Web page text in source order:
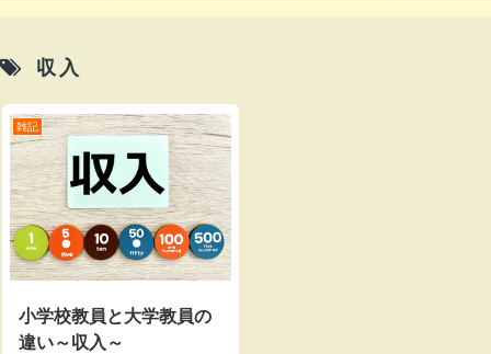
収入
雑記
小学校教員と大学教員の
違い～収入～